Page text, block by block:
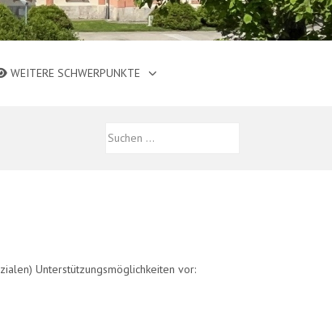
WEITERE SCHWERPUNKTE
Unterstützungsmöglichkeiten vor: